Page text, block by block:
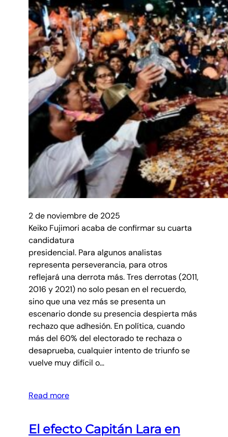
2 de noviembre de 2025
Keiko Fujimori acaba de confirmar su cuarta
candidatura
presidencial. Para algunos analistas
representa perseverancia, para otros
reflejará una derrota más. Tres derrotas (2011,
2016 y 2021) no solo pesan en el recuerdo,
sino que una vez más se presenta un
escenario donde su presencia despierta más
rechazo que adhesión. En política, cuando
más del 60% del electorado te rechaza o
desaprueba, cualquier intento de triunfo se
vuelve muy difícil o…
Read more
El efecto Capitán Lara en